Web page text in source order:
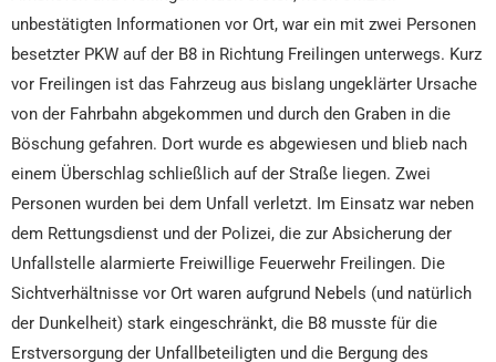
unbestätigten Informationen vor Ort, war ein mit zwei Personen
besetzter PKW auf der B8 in Richtung Freilingen unterwegs. Kurz
vor Freilingen ist das Fahrzeug aus bislang ungeklärter Ursache
von der Fahrbahn abgekommen und durch den Graben in die
Böschung gefahren. Dort wurde es abgewiesen und blieb nach
einem Überschlag schließlich auf der Straße liegen. Zwei
Personen wurden bei dem Unfall verletzt. Im Einsatz war neben
dem Rettungsdienst und der Polizei, die zur Absicherung der
Unfallstelle alarmierte Freiwillige Feuerwehr Freilingen. Die
Sichtverhältnisse vor Ort waren aufgrund Nebels (und natürlich
der Dunkelheit) stark eingeschränkt, die B8 musste für die
Erstversorgung der Unfallbeteiligten und die Bergung des